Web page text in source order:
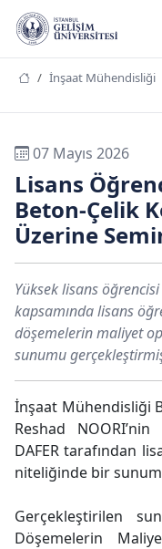
İnşaat Mühendisliği
07 Mayıs 2026
Lisans
Beton-Çelik
Üzerine
Yüksek lisans öğrencisi
kapsamında lisans
döşemelerin maliyet
sunumu
İnşaat Mühendisliği
Reshad
DAFER tarafından
niteliğinde bir
Gerçekleştirilen
Döşemelerin